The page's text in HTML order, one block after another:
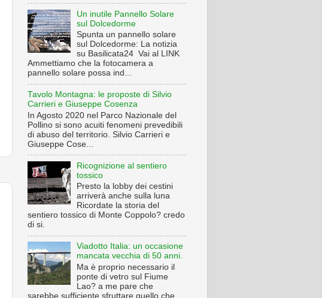
Un inutile Pannello Solare
sul Dolcedorme
Spunta un pannello solare
sul Dolcedorme: La notizia
su Basilicata24 Vai al LINK
Ammettiamo che la fotocamera a
pannello solare possa ind...
Tavolo Montagna: le proposte di Silvio
Carrieri e Giuseppe Cosenza
In Agosto 2020 nel Parco Nazionale del
Pollino si sono acuiti fenomeni prevedibili
di abuso del territorio. Silvio Carrieri e
Giuseppe Cose...
Ricognizione al sentiero
tossico
Presto la lobby dei cestini
arriverà anche sulla luna
Ricordate la storia del
sentiero tossico di Monte Coppolo? credo
di si.
Viadotto Italia: un occasione
mancata vecchia di 50 anni.
Ma è proprio necessario il
ponte di vetro sul Fiume
Lao? a me pare che
sarebbe sufficiente sfruttare quello che